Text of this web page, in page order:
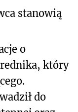
stanowią
o
który
do